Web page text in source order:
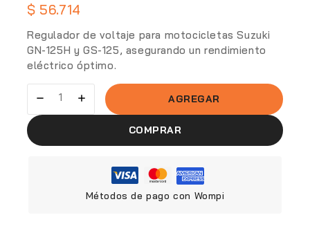
$ 56.714
Regulador de voltaje para motocicletas Suzuki
GN-125H y GS-125, asegurando un rendimiento
eléctrico óptimo.
AGREGAR
COMPRAR
Métodos de pago con Wompi